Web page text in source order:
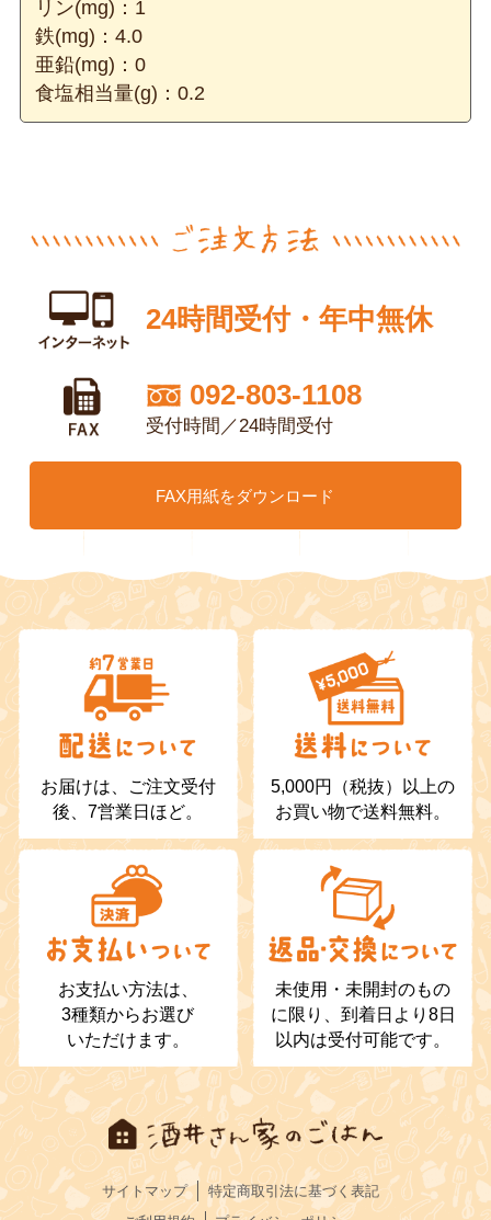
リン(mg)：1
鉄(mg)：4.0
亜鉛(mg)：0
食塩相当量(g)：0.2
24時間受付・年中無休
092-803-1108
受付時間／24時間受付
FAX用紙をダウンロード
お届けは、ご注文受付
後、7営業日ほど。
5,000円（税抜）以上の
お買い物で送料無料。
お支払い方法は、
3種類からお選び
いただけます。
未使用・未開封のもの
に限り、到着日より8日
以内は受付可能です。
サイトマップ
特定商取引法に基づく表記